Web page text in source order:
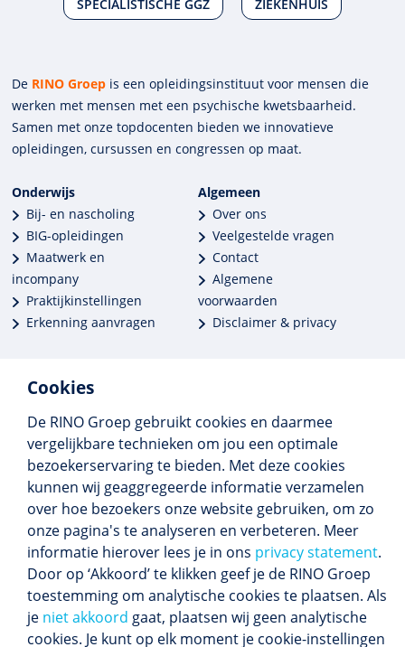
Cookies
De RINO Groep gebruikt cookies en daarmee
vergelijkbare technieken om jou een optimale
bezoekerservaring te bieden. Met deze cookies
kunnen wij geaggregeerde informatie verzamelen
over hoe bezoekers onze website gebruiken, om zo
onze pagina's te analyseren en verbeteren. Meer
informatie hierover lees je in ons privacy statement.
Door op ‘Akkoord’ te klikken geef je de RINO Groep
toestemming om analytische cookies te plaatsen. Als
je niet akkoord gaat, plaatsen wij geen analytische
cookies. Je kunt op elk moment je cookie-instellingen
SPECIALISTISCHE GGZ ZIEKENHUIS
De RINO Groep is een opleidings­insti­tuut voor mensen die
werken met mensen met een psychische kwets­baar­heid.
Samen met onze top­docenten bieden we innova­tieve
opleidingen, cursussen en congres­sen op maat.
Onderwijs
Bij- en nascholing
BIG-opleidingen
Maatwerk en
incompany
Praktijkinstellingen
Erkenning aanvragen
Algemeen
Over ons
Veelgestelde vragen
Contact
Algemene
voorwaarden
Disclaimer & privacy
Meer dan 250 opleidingen
Alle BIG-opleidingen in huis
Cedeo-erkend en CRKBO-geregistreerd
Gemiddelde beoordeling 8,4
Volg ons
Blijf op de hoogte van het (nieuwe) scholings­
aanbod en ons laatste nieuws.